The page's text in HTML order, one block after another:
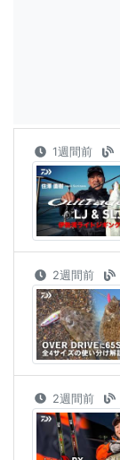
1週間前
2週間前
2週間前